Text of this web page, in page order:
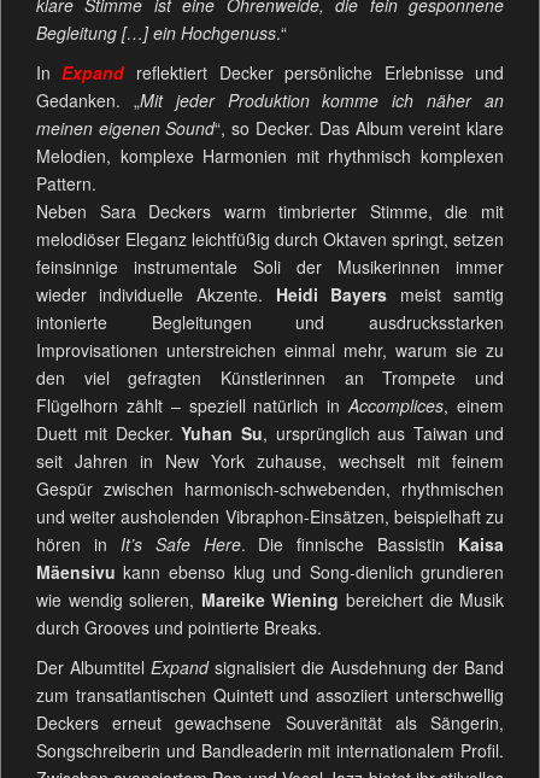
klare Stimme ist eine Ohrenweide, die fein gesponnene
Begleitung […] ein Hochgenuss.“
InExpand reflektiert Decker persönliche Erlebnisse und
Gedanken. „Mit jeder Produktion komme ich näher an
meinen eigenen Sound“, so Decker. Das Album vereint klare
Melodien, komplexe Harmonien mit rhythmisch komplexen
Pattern.
Neben Sara Deckers warm timbrierter Stimme, die mit
melodiöser Eleganz leichtfüßig durch Oktaven springt, setzen
feinsinnige instrumentale Soli der Musikerinnen immer
wieder individuelle Akzente. Heidi Bayers meist samtig
intonierte Begleitungen und ausdrucksstarken
Improvisationen unterstreichen einmal mehr, warum sie zu
den viel gefragten Künstlerinnen an Trompete und
Flügelhorn zählt – speziell natürlich inAccomplices, einem
Duett mit Decker.Yuhan Su, ursprünglich aus Taiwan und
seit Jahren in New York zuhause, wechselt mit feinem
Gespür zwischen harmonisch-schwebenden, rhythmischen
und weiter ausholenden Vibraphon-Einsätzen, beispielhaft zu
hören in It’s Safe Here. Die finnische Bassistin Kaisa
Mäensivu kann ebenso klug und Song-dienlich grundieren
wie wendig solieren, Mareike Wiening bereichert die Musik
durch Grooves und pointierte Breaks.
Der Albumtitel Expandsignalisiert die Ausdehnung der Band
zum transatlantischen Quintett und assoziiert unterschwellig
Deckers erneut gewachsene Souveränität als Sängerin,
Songschreiberin und Bandleaderin mit internationalem Profil.